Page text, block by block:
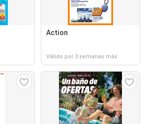
Action
Válido por 3 semanas más